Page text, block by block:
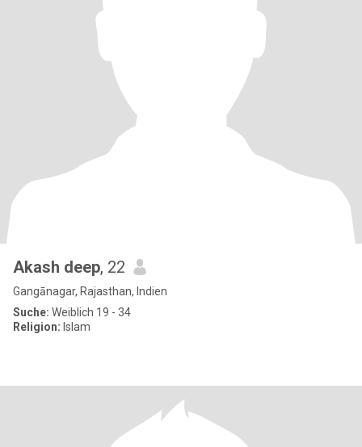
Akash deep, 22
Gangānagar, Rajasthan, Indien
Suche: Weiblich 19 - 34
Religion: Islam